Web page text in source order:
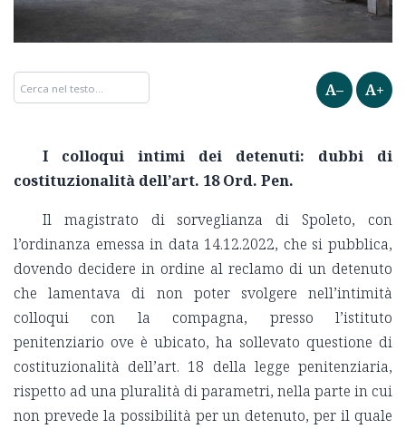
A– A+
I colloqui intimi dei detenuti: dubbi di
costituzionalità dell’art. 18 Ord. Pen.
Il magistrato di sorveglianza di Spoleto, con
l’ordinanza emessa in data 14.12.2022, che si pubblica,
dovendo decidere in ordine al reclamo di un detenuto
che lamentava di non poter svolgere nell’intimità
colloqui con la compagna, presso l’istituto
penitenziario ove è ubicato, ha sollevato questione di
costituzionalità dell’art. 18 della legge penitenziaria,
rispetto ad una pluralità di parametri, nella parte in cui
non prevede la possibilità per un detenuto, per il quale